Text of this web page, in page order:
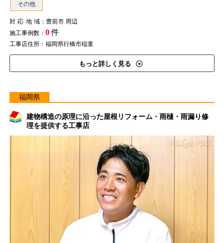
その他
対応地域：豊前市 周辺
施工事例数： 0件
工事店住所：福岡県行橋市稲童
もっと詳しく見る
福岡県
建物構造の原理に沿った屋根リフォーム・雨樋・雨漏り修
理を提供する工事店